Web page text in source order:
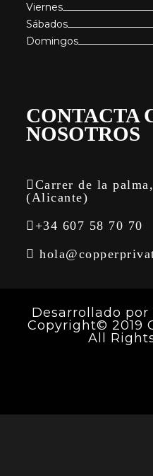
Viernes
Sábados
Domingos
CONTACTA
NOSOTROS
Carrer de la
(Alicante)
+34 607 58 70 70
Desarrollado por
Copyright© 2019
All